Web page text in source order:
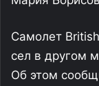
Самолет
сел в другом
Об этом